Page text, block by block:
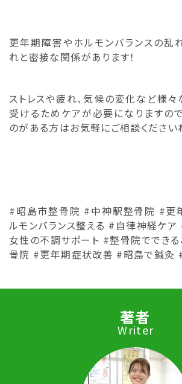
更年期障害やホルモンバランスの乱
れと密接な関係があります！
ストレスや疲れ、気候の変化など様
受けるためケアが必要になりますの
のがある方はお気軽にご相談ください
#昭島市整骨院 #中神駅整骨院 #更
ルモンバランス整える #自律神経ケ
女性の不調サポート #整骨院ででき
骨院 #更年期症状改善 #昭島で鍼灸
著者
Writer